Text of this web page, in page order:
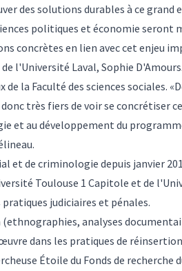
des solutions durables à ce grand
politiques et économie seront
concrètes en lien avec cet enjeu
l'Université Laval, Sophie D'Amours.
la Faculté des sciences sociales.
très fiers de voir se concrétiser
et au développement du
et de criminologie depuis janvier
Toulouse 1 Capitole et de
judiciaires et pénales.
analyses
dans les pratiques de
Étoile du Fonds de recherche